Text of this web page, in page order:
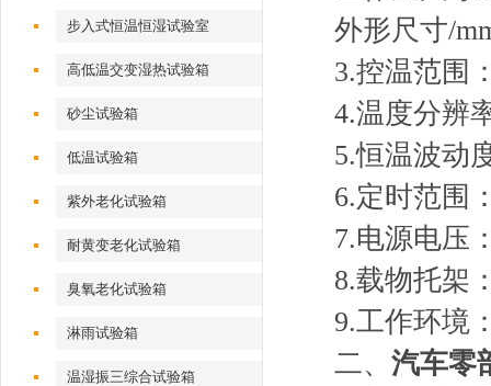
步入式恒温恒湿试验室
高低温交变湿热试验箱
砂尘试验箱
低温试验箱
紫外老化试验箱
耐黄变老化试验箱
臭氧老化试验箱
淋雨试验箱
温湿振三综合试验箱
外形尺寸/
3.控温范围
4.温度分辨
5.恒温波动
6.定时范围
7.电源电
8.载物
9.工作环境
二、 汽车零